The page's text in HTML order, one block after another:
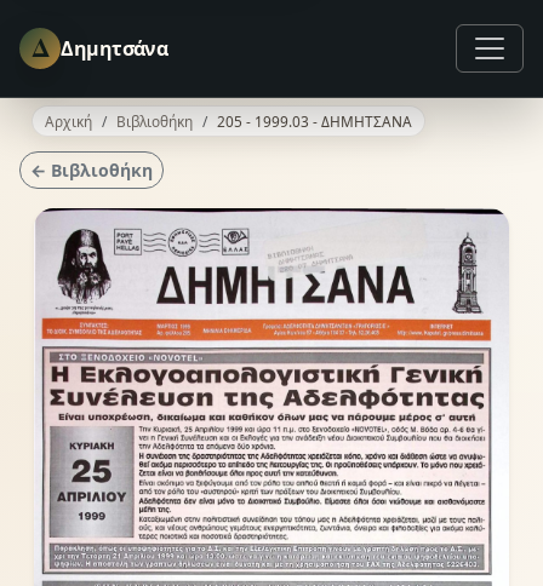
Δ Δημητσάνα
Αρχική Βιβλιοθήκη 205 - 1999.03 - ΔΗΜΗΤΣΑΝΑ
← Βιβλιοθήκη